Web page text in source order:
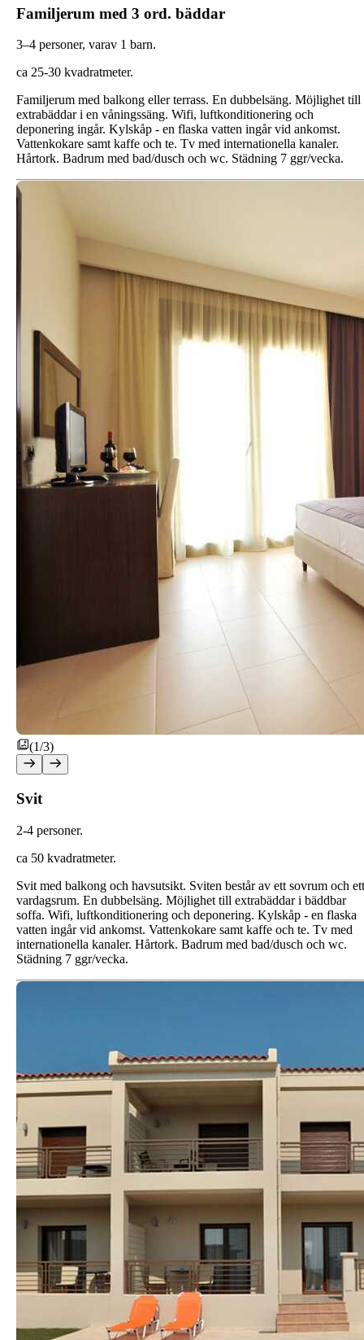
Familjerum med 3 ord. bäddar
3–4 personer, varav 1 barn.
ca 25-30 kvadratmeter.
Familjerum med balkong eller terrass. En dubbelsäng. Möjlighet till
extrabäddar i en våningssäng. Wifi, luftkonditionering och
deponering ingår. Kylskåp - en flaska vatten ingår vid ankomst.
Vattenkokare samt kaffe och te. Tv med internationella kanaler.
Hårtork. Badrum med bad/dusch och wc. Städning 7 ggr/vecka.
(1/3)
Svit
2-4 personer.
ca 50 kvadratmeter.
Svit med balkong och havsutsikt. Sviten består av ett sovrum och ett
vardagsrum. En dubbelsäng. Möjlighet till extrabäddar i bäddbar
soffa. Wifi, luftkonditionering och deponering. Kylskåp - en flaska
vatten ingår vid ankomst. Vattenkokare samt kaffe och te. Tv med
internationella kanaler. Hårtork. Badrum med bad/dusch och wc.
Städning 7 ggr/vecka.